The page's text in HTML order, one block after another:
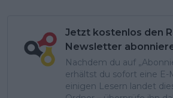
Jetzt kostenlos den
Newsletter
Nachdem du auf
erhältst du sofort eine E-
einigen Lesern landet